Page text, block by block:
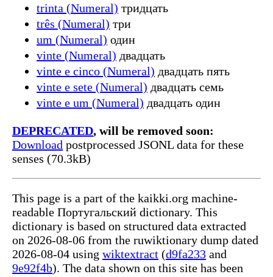
trinta (Numeral) тридцать
três (Numeral) три
um (Numeral) один
vinte (Numeral) двадцать
vinte e cinco (Numeral) двадцать пять
vinte e sete (Numeral) двадцать семь
vinte e um (Numeral) двадцать один
DEPRECATED, will be removed soon:
Download postprocessed JSONL data for these
senses (70.3kB)
This page is a part of the kaikki.org machine-
readable Португальский dictionary. This
dictionary is based on structured data extracted
on 2026-08-06 from the ruwiktionary dump dated
2026-08-04 using wiktextract (d9fa233 and
9e92f4b). The data shown on this site has been